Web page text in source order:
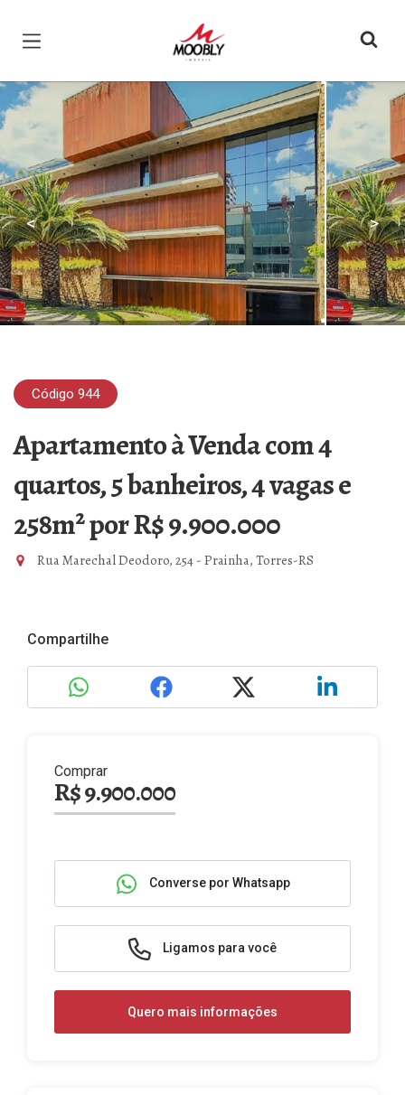
Página inicial
< >
Código 944
Apartamento à Venda com 4
quartos, 5 banheiros, 4 vagas e
258m²por R$ 9.900.000
Rua Marechal Deodoro, 254 - Prainha, Torres-RS
Compartilhe
Comprar
R$ 9.900.000
Converse por Whatsapp
Ligamos para você
Quero mais informações